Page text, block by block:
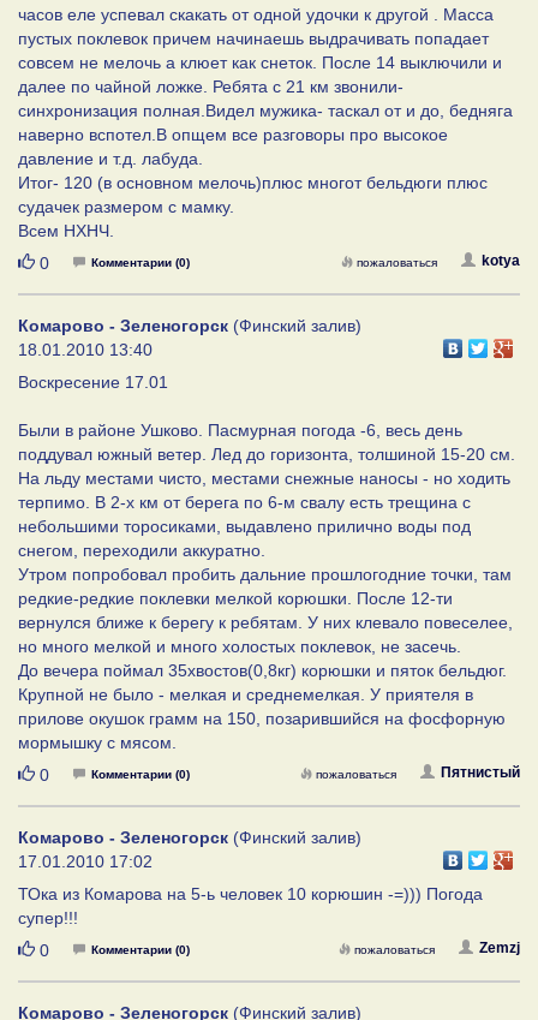
часов еле успевал скакать от одной удочки к другой . Масса
пустых поклевок причем начинаешь выдрачивать попадает
совсем не мелочь а клюет как снеток. После 14 выключили и
далее по чайной ложке. Ребята с 21 км звонили-
синхронизация полная.Видел мужика- таскал от и до, бедняга
наверно вспотел.В опщем все разговоры про высокое
давление и т.д. лабуда.
Итог- 120 (в основном мелочь)плюс многот бельдюги плюс
судачек размером с мамку.
Всем НХНЧ.
Нравится
0 Комментарии (0) kotya
пожаловаться
Комарово - Зеленогорск (Финский залив)
18.01.2010 13:40
Воскресение 17.01
Были в районе Ушково. Пасмурная погода -6, весь день
поддувал южный ветер. Лед до горизонта, толшиной 15-20 см.
На льду местами чисто, местами снежные наносы - но ходить
терпимо. В 2-х км от берега по 6-м свалу есть трещина с
небольшими торосиками, выдавлено прилично воды под
снегом, переходили аккуратно.
Утром попробовал пробить дальние прошлогодние точки, там
редкие-редкие поклевки мелкой корюшки. После 12-ти
вернулся ближе к берегу к ребятам. У них клевало повеселее,
но много мелкой и много холостых поклевок, не засечь.
До вечера поймал 35хвостов(0,8кг) корюшки и пяток бельдюг.
Крупной не было - мелкая и среднемелкая. У приятеля в
прилове окушок грамм на 150, позарившийся на фосфорную
мормышку с мясом.
Нравится
0 Комментарии (0) Пятнистый
пожаловаться
Комарово - Зеленогорск (Финский залив)
17.01.2010 17:02
ТОка из Комарова на 5-ь человек 10 корюшин -=))) Погода
супер!!!
Нравится
0 Комментарии (0) Zemzj
пожаловаться
Комарово - Зеленогорск (Финский залив)